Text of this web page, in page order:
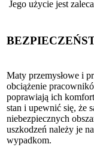
Jego użycie jest
Maty przemysłowe i
obciążenie
poprawiają ich
stan i upewnić się, że
niebezpiecznych
uszkodzeń należy je
wypadkom.